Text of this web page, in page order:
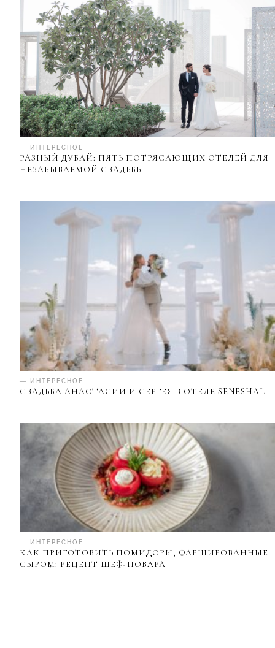
— ИНТЕРЕСНОЕ
РАЗНЫЙ ДУБАЙ: ПЯТЬ ПОТРЯСАЮЩИХ ОТЕЛЕЙ ДЛЯ
НЕЗАБЫВАЕМОЙ СВАДЬБЫ
— ИНТЕРЕСНОЕ
СВАДЬБА АНАСТАСИИ И СЕРГЕЯ В ОТЕЛЕ SENESHAL
— ИНТЕРЕСНОЕ
КАК ПРИГОТОВИТЬ ПОМИДОРЫ, ФАРШИРОВАННЫЕ
СЫРОМ: РЕЦЕПТ ШЕФ-ПОВАРА